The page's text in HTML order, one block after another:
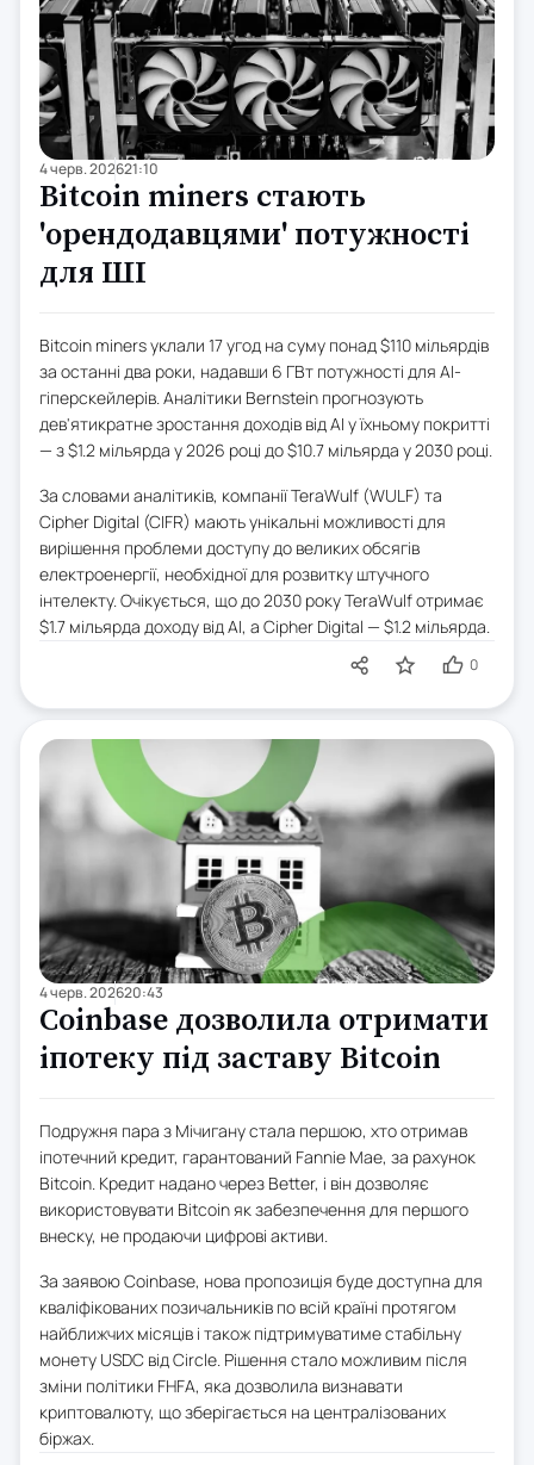
4 черв. 202621:10
Bitcoin miners стають
'орендодавцями' потужності
для ШІ
Bitcoin miners уклали 17 угод на суму понад $110 мільярдів
за останні два роки, надавши 6 ГВт потужності для AI-
гіперскейлерів. Аналітики Bernstein прогнозують
дев'ятикратне зростання доходів від AI у їхньому покритті
— з $1.2 мільярда у 2026 році до $10.7 мільярда у 2030 році.
За словами аналітиків, компанії TeraWulf (WULF) та
Cipher Digital (CIFR) мають унікальні можливості для
вирішення проблеми доступу до великих обсягів
електроенергії, необхідної для розвитку штучного
інтелекту. Очікується, що до 2030 року TeraWulf отримає
$1.7 мільярда доходу від AI, а Cipher Digital — $1.2 мільярда.
0
4 черв. 202620:43
Coinbase дозволила отримати
іпотеку під заставу Bitcoin
Подружня пара з Мічигану стала першою, хто отримав
іпотечний кредит, гарантований Fannie Mae, за рахунок
Bitcoin. Кредит надано через Better, і він дозволяє
використовувати Bitcoin як забезпечення для першого
внеску, не продаючи цифрові активи.
За заявою Coinbase, нова пропозиція буде доступна для
кваліфікованих позичальників по всій країні протягом
найближчих місяців і також підтримуватиме стабільну
монету USDC від Circle. Рішення стало можливим після
зміни політики FHFA, яка дозволила визнавати
криптовалюту, що зберігається на централізованих
біржах.